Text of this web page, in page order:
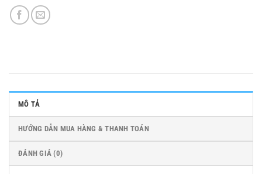
MÔ TẢ
HƯỚNG DẪN MUA HÀNG & THANH TOÁN
ĐÁNH GIÁ (0)